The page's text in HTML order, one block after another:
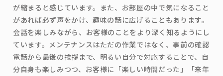
が縮まると感じています。また、お部屋の中で気になること
があれば必ず声をかけ、趣味の話に広げることもあります。
会話を楽しみながら、お客様のことをより深く知るようにし
ています。メンテナンスはただの作業ではなく、事前の確認
電話から最後の挨拶まで、明るい自分で対応することで、自
分自身も楽しみつつ、お客様に「楽しい時間だった」「来年